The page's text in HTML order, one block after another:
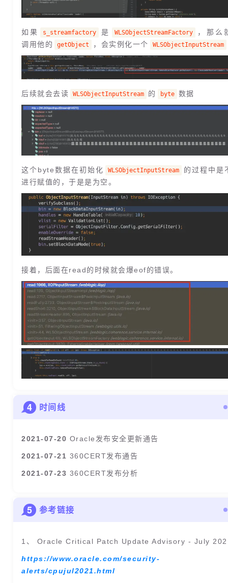
如果 s_streamfactory 是 WLSObjectStreamFactory
，那么
调用他的
getObject ，会实例化一个 WLSObjectInputStream
后续就会去读 WLSObjectInputStream 的 byte 数据
这个byte数据在初始化 WLSObjectInputStream
的过程中是
进行赋值的，于是是为空。
接着，后面在read的时候就会爆eof的错误。
4 时间线
2021-07-20 Oracle发布安全更新通告
2021-07-21 360CERT发布通告
2021-07-23 360CERT发布分析
5 参考链接
1、 Oracle Critical Patch Update Advisory - July
https://www.oracle.com/security-
alerts/cpujul2021.html